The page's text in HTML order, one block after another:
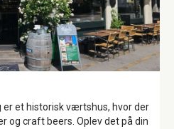
er et historisk værtshus, hvor der
og craft beers. Oplev det på din